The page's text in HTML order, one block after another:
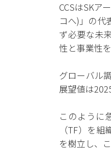
CCSはSKア
コへ)」の代
ず必要な未
性と事業性
グローバル
展望値は
このように
（TF）を
を樹立し、